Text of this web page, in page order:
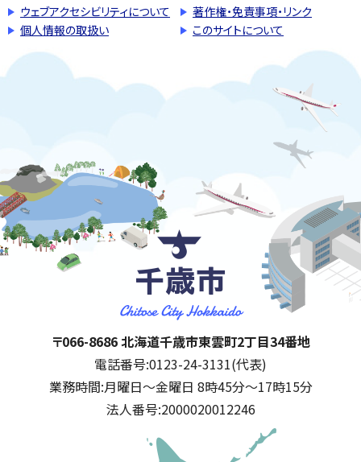
ウェブアクセシビリティについて
著作権・免責事項・リンク
個人情報の取扱い
このサイトについて
千歳市
住所:
〒066-8686 北海道千歳市東雲町2丁目34番地
電話番号:0123-24-3131(代表)
業務時間:月曜日～金曜日 8時45分～17時15分
法人番号:2000020012246